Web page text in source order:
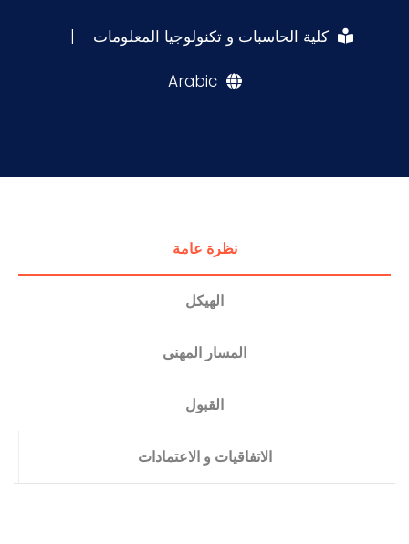
الدراسات الأكاديمية
كلية الحاسبات و تكنولوجيا المعلومات
Arabic
نظرة عامة
الهيكل
المسار المهنى
القبول
الاتفاقيات و الاعتمادات